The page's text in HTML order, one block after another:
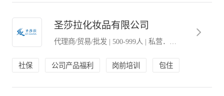
圣莎拉化妆品有限公司
代理商/贸易/批发 | 500-999人 | 私营．民营企业
社保 公司产品福利 岗前培训 包住